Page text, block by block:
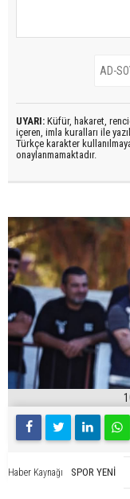
UYARI: Küfür, hakaret,
içeren, imla kuralları ile
Türkçe karakter
onaylanmamaktadır.
Haber Kaynağı SPOR YENİ